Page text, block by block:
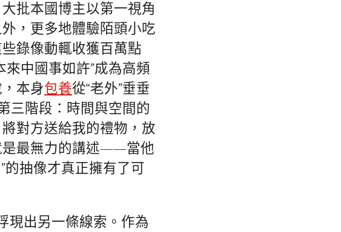
批本國博主以第一視角
，更多地體驗陌頭小吃
錄像動輒收獲百萬點
中國事如許”成為高頻
本身包養從“老外”垂垂
三階段：時間與空間的
對方送給我的禮物，放
是最無力的講述——當他
的抽像才真正擁有了可
現出另一條線索。作為